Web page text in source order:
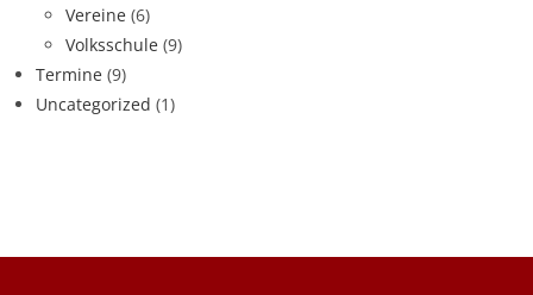
Vereine (6)
Volksschule (9)
Termine (9)
Uncategorized (1)